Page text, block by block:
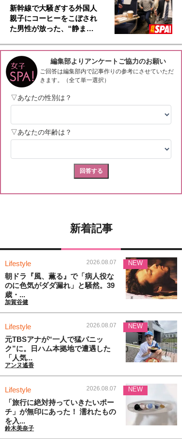
新幹線で大騒ぎする外国人
親子にコーヒーをこぼされ
た男性が放った、“静ま…
新着記事
Lifestyle 2026.08.07
朝ドラ『風、薫る』で「病人役な
のに色気がダダ漏れ」と騒然。39
歳・...
加賀谷健
NEW
Lifestyle 2026.08.07
元TBSアナが“一人で猛パニッ
ク”に。日ハム本拠地で遭遇した
「人気...
アンヌ遙香
NEW
Lifestyle 2026.08.07
「旅行に絶対持っていきたいポー
チ」が無印にあった！ 濡れたもの
を入...
鈴木美奈子
NEW